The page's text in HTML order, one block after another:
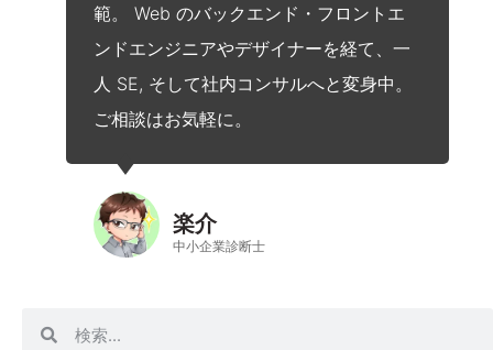
範。 Web のバックエンド・フロントエ
ンドエンジニアやデザイナーを経て、一
人 SE, そして社内コンサルへと変身中。
ご相談はお気軽に。
楽介
中小企業診断士